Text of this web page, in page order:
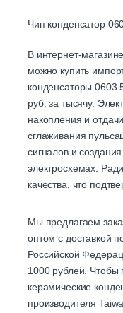
Чип конденсатор
В интернет-
можно купить
конденсаторы 0603
руб. за тысячу.
накопления и
сглаживания
сигналов и
электросхемах.
качества, что
Мы предлагаем
оптом с доставкой
Российской
1000 рублей. Чтобы
керамические
производителя